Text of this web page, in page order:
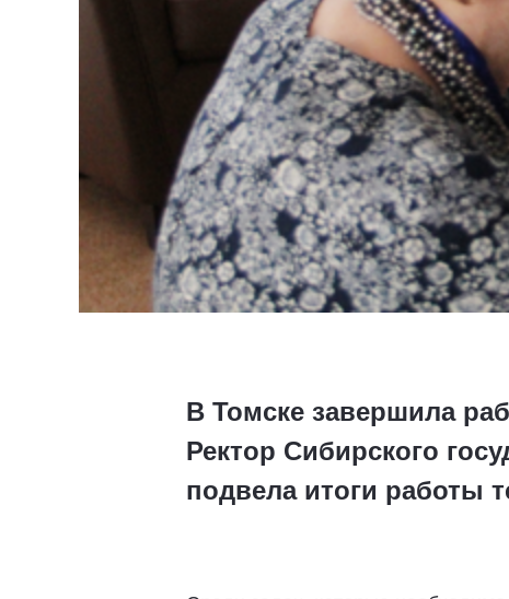
В Томске завершила
Ректор Сибирского
подвела итоги работы